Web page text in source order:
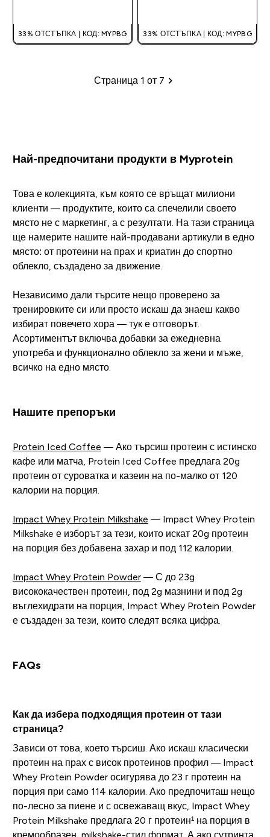
33% ОТСТЪПКА | КОД: MYPBG 33% ОТСТЪПКА | КОД: MYPBG
Пагинация
Страница 1 от 7
Най-предпочитани продукти в Myprotein
Това е колекцията, към която се връщат милиони
клиенти — продуктите, които са спечелили своето
място не с маркетинг, а с резултати. На тази страница
ще намерите нашите най-продавани артикули в едно
място: от протеини на прах и криатин до спортно
облекло, създадено за движение.
Независимо дали търсите нещо проверено за
тренировките си или просто искаш да знаеш какво
избират повечето хора — тук е отговорът.
Асортиментът включва добавки за ежедневна
употреба и функционално облекло за жени и мъже,
всичко на едно място.
Нашите препоръки
Protein Iced Coffee — Ако търсиш протеин с истинско
кафе или матча, Protein Iced Coffee предлага 20g
протеин от суроватка и казеин на по-малко от 120
калории на порция.
Impact Whey Protein Milkshake — Impact Whey Protein
Milkshake е изборът за тези, които искат 20g протеин
на порция без добавена захар и под 112 калории.
Impact Whey Protein Powder— С до 23g
висококачествен протеин, под 2g мазнини и под 2g
въглехидрати на порция, Impact Whey Protein Powder
е създаден за тези, които следят всяка цифра.
FAQs
Как да избера подходящия протеин от тази
страница?
Зависи от това, което търсиш. Ако искаш класически
протеин на прах с висок протеинов профил — Impact
Whey Protein Powder осигурява до 23 г протеин на
порция при само 114 калории. Ако предпочиташ нещо
по-лесно за пиене и с освежаващ вкус, Impact Whey
Protein Milkshake предлага 20 г протеин¹ на порция в
кремообразен, milkshake-стил формат. А ако сутринта